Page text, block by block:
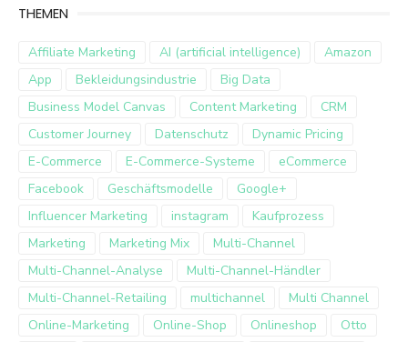
THEMEN
Affiliate Marketing AI (artificial intelligence)
Amazon
App
Bekleidungsindustrie
Big Data
Business Model Canvas
Content Marketing
CRM
Customer Journey
Datenschutz
Dynamic Pricing
E-Commerce
E-Commerce-Systeme
eCommerce
Facebook
Geschäftsmodelle
Google+
Influencer Marketing
instagram
Kaufprozess
Marketing
Marketing Mix
Multi-Channel
Multi-Channel-Analyse
Multi-Channel-Händler
Multi-Channel-Retailing
multichannel
Multi Channel
Online-Marketing
Online-Shop Onlineshop
Otto